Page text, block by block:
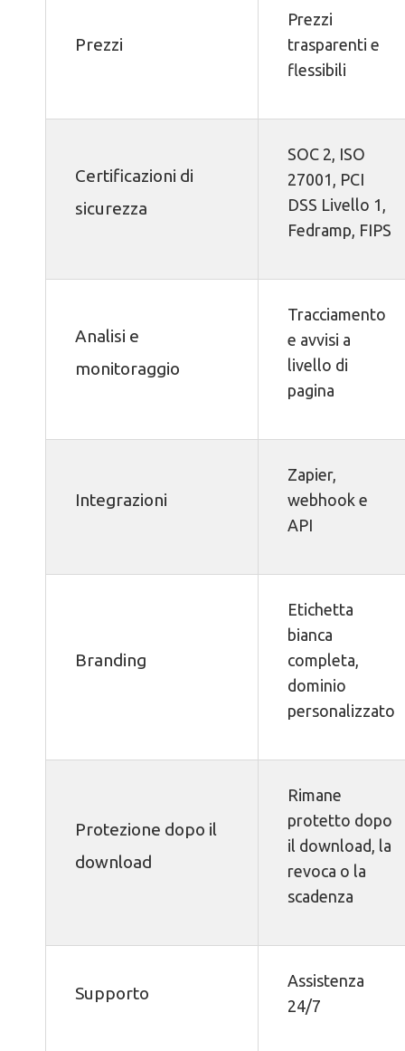
Prezzi
Prezzi
trasparenti e
flessibili
Certificazioni di
sicurezza
SOC 2, ISO
27001, PCI
DSS Livello 1,
Fedramp, FIPS
Analisi e
monitoraggio
Tracciamento
e avvisi a
livello di
pagina
Integrazioni
Zapier,
webhook e
API
Branding
Etichetta
bianca
completa,
dominio
personalizzato
Protezione dopo il
download
Rimane
protetto dopo
il download, la
revoca o la
scadenza
Supporto
Assistenza
24/7